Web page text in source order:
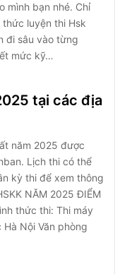
mình bạn nhé. Chỉ
luyện thi Hsk
đi sâu vào từng
mức kỹ…
tại các địa
năm 2025 được
Lịch thi có thể
kỳ thi để xem thông
NĂM 2025 ĐIỂM
thức thi: Thi máy
Nội Văn phòng